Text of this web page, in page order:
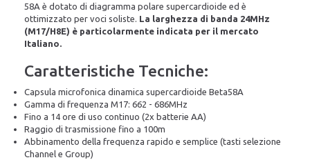
58A è dotato di diagramma polare supercardioide ed è
ottimizzato per voci soliste. La larghezza di banda 24MHz
(M17/H8E) è particolarmente indicata per il mercato
Italiano.
Caratteristiche Tecniche:
Capsula microfonica dinamica supercardioide Beta58A
Gamma di frequenza M17: 662 - 686MHz
Fino a 14 ore di uso continuo (2x batterie AA)
Raggio di trasmissione fino a 100m
Abbinamento della frequenza rapido e semplice (tasti selezione
Channel e Group)